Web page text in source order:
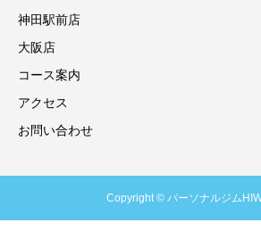
神田駅前店
大阪店
コース案内
アクセス
お問い合わせ
Copyright © パーソナルジム